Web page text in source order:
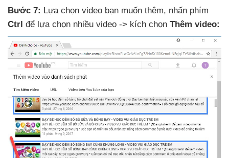
Bước 7: Lựa chọn video bạn muốn thêm, nhấn phím
Ctrl để lựa chọn nhiều video -> kích chọn Thêm video: